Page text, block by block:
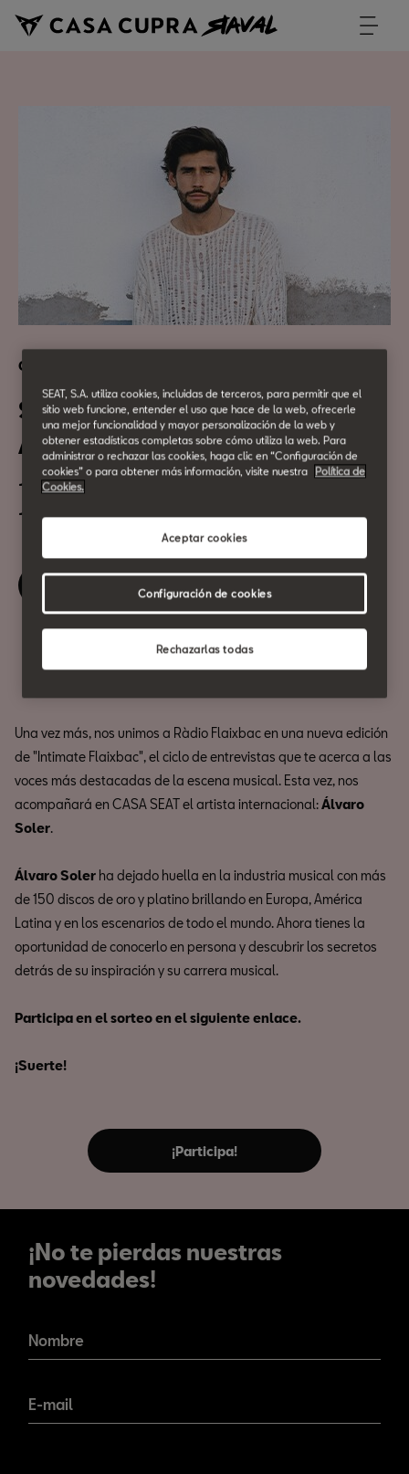
Cultura Urbana
Sorteo: Intimate Flaixbac con
Álvaro Soler
19 de Octubre
17:00h
¡Participa!
Compartir
Una vez más, nos unimos a Ràdio Flaixbac en una nueva edición
de "Intimate Flaixbac", el ciclo de entrevistas que te acerca a las
voces más destacadas de la escena musical. Esta vez, nos
acompañará en CASA SEAT el artista internacional:Álvaro
Soler.
Álvaro Soler ha dejado huella en la industria musical con más
de 150 discos de oro y platino brillando en Europa, América
Latina y en los escenarios de todo el mundo. Ahora tienes la
oportunidad de conocerlo en persona y descubrir los secretos
detrás de su inspiración y su carrera musical.
Participa en el sorteo en el siguiente enlace.
¡Suerte!
¡Participa!
¡No te pierdas nuestras
novedades!
novedades!
Nombre
E-mail
SEAT, S.A. utiliza cookies, incluidas de terceros, para permitir que el
sitio web funcione, entender el uso que hace de la web, ofrecerle
una mejor funcionalidad y mayor personalización de la web y
obtener estadísticas completas sobre cómo utiliza la web. Para
administrar o rechazar las cookies, haga clic en “Configuración de
cookies” o para obtener más información, visite nuestra Política de
Cookies.
Rechazarlas todas
Aceptar cookies
Configuración de cookies